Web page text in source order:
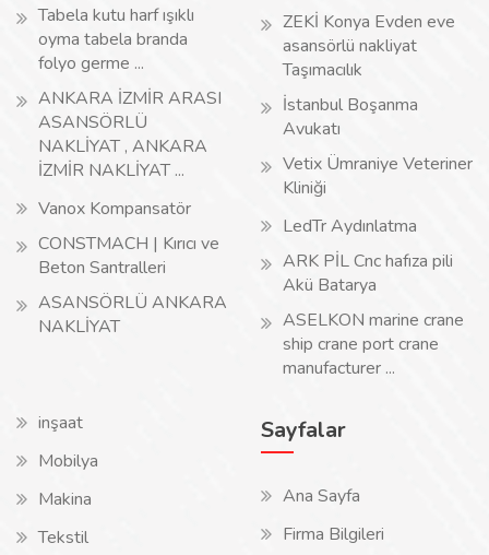
Tabela kutu harf ışıklı
oyma tabela branda
folyo germe ...
ANKARA İZMİR ARASI
ASANSÖRLÜ
NAKLİYAT , ANKARA
İZMİR NAKLİYAT ...
Vanox Kompansatör
CONSTMACH | Kırıcı ve
Beton Santralleri
ASANSÖRLÜ ANKARA
NAKLİYAT
ZEKİ Konya Evden eve
asansörlü nakliyat
Taşımacılık
İstanbul Boşanma
Avukatı
Vetix Ümraniye Veteriner
Kliniği
LedTr Aydınlatma
ARK PİL Cnc hafıza pili
Akü Batarya
ASELKON marine crane
ship crane port crane
manufacturer ...
inşaat
Mobilya
Makina
Tekstil
Sayfalar
Ana Sayfa
Firma Bilgileri